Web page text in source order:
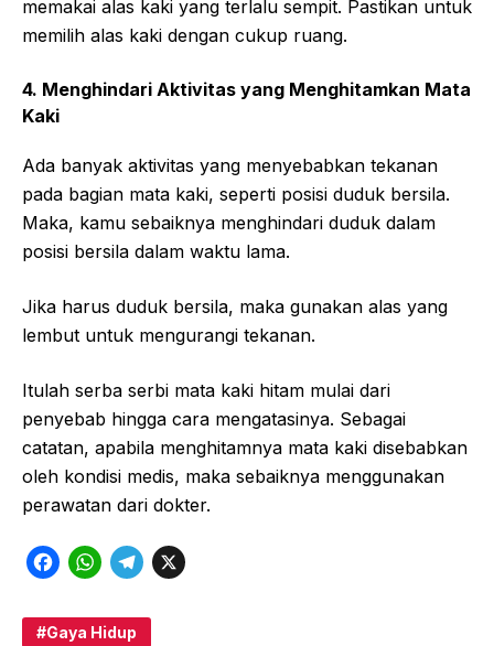
memakai alas kaki yang terlalu sempit. Pastikan untuk
memilih alas kaki dengan cukup ruang.
4. Menghindari Aktivitas yang Menghitamkan Mata
Kaki
Ada banyak aktivitas yang menyebabkan tekanan
pada bagian mata kaki, seperti posisi duduk bersila.
Maka, kamu sebaiknya menghindari duduk dalam
posisi bersila dalam waktu lama.
Jika harus duduk bersila, maka gunakan alas yang
lembut untuk mengurangi tekanan.
Itulah serba serbi mata kaki hitam mulai dari
penyebab hingga cara mengatasinya. Sebagai
catatan, apabila menghitamnya mata kaki disebabkan
oleh kondisi medis, maka sebaiknya menggunakan
perawatan dari dokter.
F
c
W
a
T
l
X
Gaya Hidup